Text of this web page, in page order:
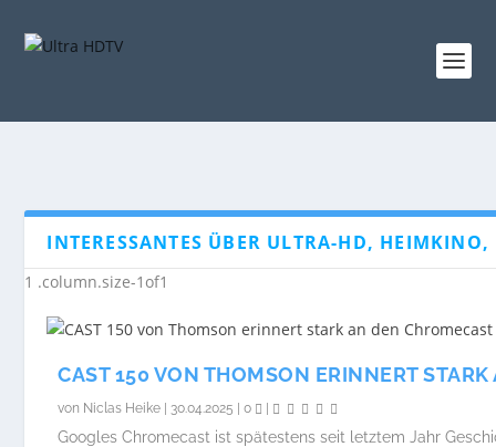
INTERESSANTES ÜBER ULTRA-HD,
CAST 150 VON THOMSON ERINNERT
von Niclas Heike 30.04.2025 |0
Googles Chromecast ist spätestens seit letztem Jahr